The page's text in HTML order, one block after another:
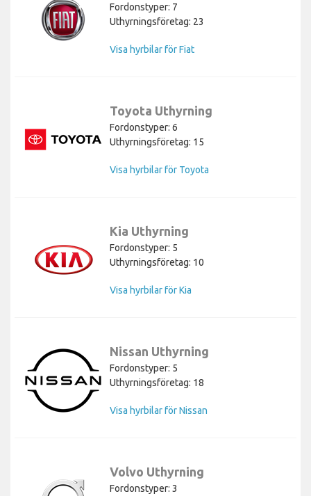
Fordonstyper: 7
Uthyrningsföretag: 23
Visa hyrbilar för Fiat
Toyota Uthyrning
Fordonstyper: 6
Uthyrningsföretag: 15
Visa hyrbilar för Toyota
Kia Uthyrning
Fordonstyper: 5
Uthyrningsföretag: 10
Visa hyrbilar för Kia
Nissan Uthyrning
Fordonstyper: 5
Uthyrningsföretag: 18
Visa hyrbilar för Nissan
Volvo Uthyrning
Fordonstyper: 3